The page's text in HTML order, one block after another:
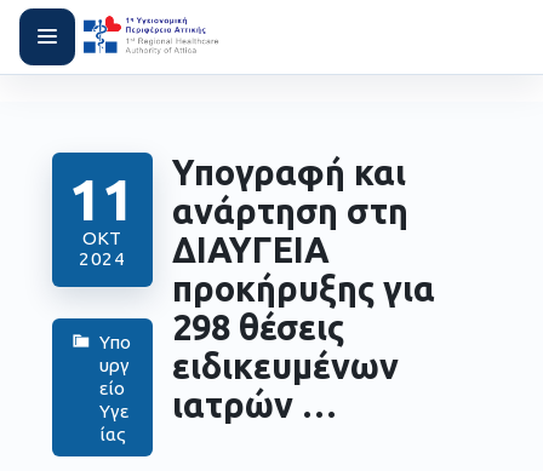
11
ΟΚΤ
2024
Υπο
υργ
είο
Υγε
ίας
Υπογραφή και
ανάρτηση στη
ΔΙΑΥΓΕΙΑ
προκήρυξης για
298 θέσεις
ειδικευμένων
ιατρών …